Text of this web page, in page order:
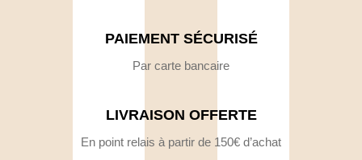
PAIEMENT SÉCURISÉ
Par carte bancaire
LIVRAISON OFFERTE
En point relais à partir de 150€ d’achat